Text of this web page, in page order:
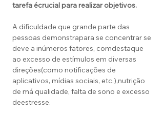
tarefa écrucial para realizar objetivos.
A dificuldade que grande parte das
pessoas demonstrapara se concentrar se
deve a inúmeros fatores, comdestaque
ao excesso de estímulos em diversas
direções(como notificações de
aplicativos, mídias sociais, etc.),nutrição
de má qualidade, falta de sono e excesso
deestresse.